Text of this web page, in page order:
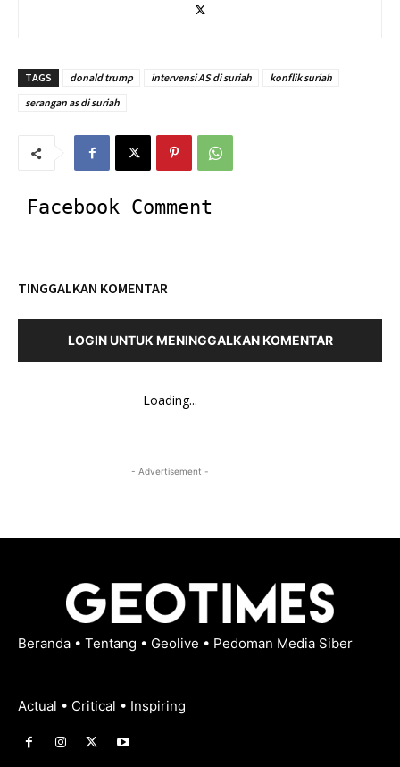
TAGS donald trump intervensi AS di suriah
konflik suriah
serangan as di suriah
Facebook Comment
TINGGALKAN KOMENTAR
LOGIN UNTUK MENINGGALKAN KOMENTAR
Loading...
- Advertisement -
Beranda • Tentang • Geolive • Pedoman Media Siber
Actual • Critical • Inspiring